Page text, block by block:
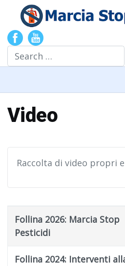
Search
Video
Raccolta di video propri
Title Created Date
Follina 2026: Marcia Stop
Pesticidi
Follina 2024: Interventi